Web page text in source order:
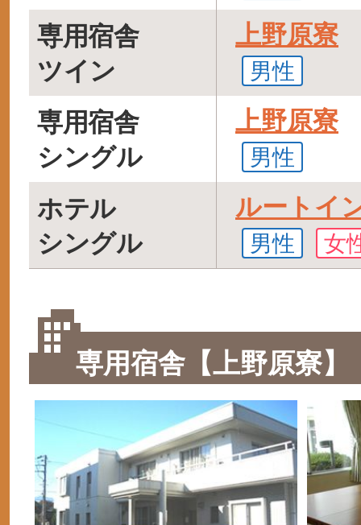
専用宿舎
ツイン
上野原寮
男性
専用宿舎
シングル
上野原寮
男性
ホテル
シングル
ルートイ
男性 女
専用宿舎【上野原寮】